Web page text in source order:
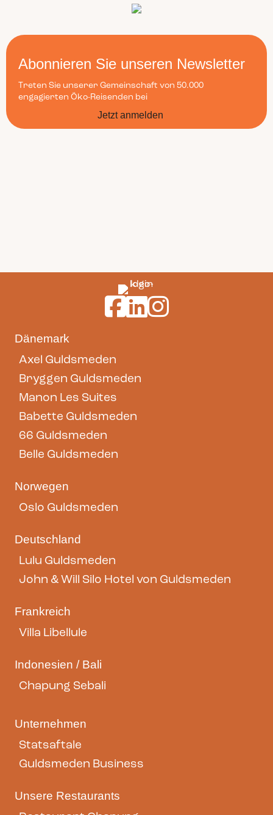
Abonnieren Sie unseren Newsletter
Treten Sie unserer Gemeinschaft von 50.000
engagierten Öko-Reisenden bei
Jetzt anmelden
Guldsmeden Hotels auf Facebook
Guldsmeden Hotels auf
Guldsmeden Hotels auf
Dänemark
Axel Guldsmeden
Bryggen Guldsmeden
Manon Les Suites
Babette Guldsmeden
66 Guldsmeden
Belle Guldsmeden
Norwegen
Oslo Guldsmeden
Deutschland
Lulu Guldsmeden
John & Will Silo Hotel von Guldsmeden
Frankreich
Villa Libellule
Indonesien / Bali
Chapung Sebali
Unternehmen
Statsaftale
Guldsmeden Business
Unsere Restaurants